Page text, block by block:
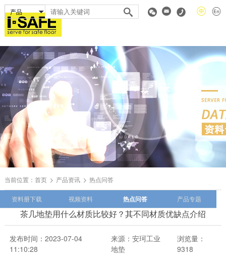
当前位置： 首页 产品资讯 热点问答
资料册下载 视频资料 热点问答 产品专题
茶几地垫用什么材质比较好？其不同材质优缺点介绍
发布时间：2023-07-04
11:10:28
来源：安珂工业
地垫
浏览量：
9318